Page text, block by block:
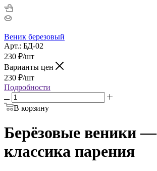
Веник березовый
Арт.: БД-02
230 ₽/шт
Варианты цен
230 ₽/шт
Подробности
В корзину
Берёзовые веники —
классика парения